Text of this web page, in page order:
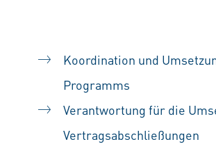
Koordination und
Programms
Verantwortung für die
Vertragsabschließungen